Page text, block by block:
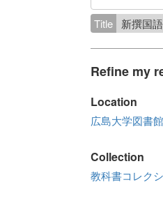
Title 新撰国
Refine my
Location
広島大学図書館
Collection
教科書コレク